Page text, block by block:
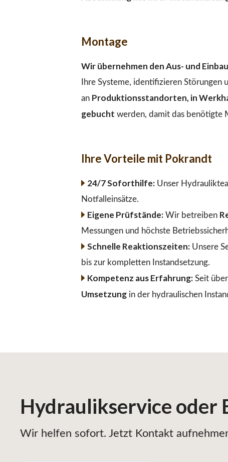
Montage
Wir übernehmen den Aus- und
Ihre Systeme, identifizieren
an Produktionsstandorten, in
gebucht werden, damit das benötigte
Ihre Vorteile mit Pokrandt
24/7 Soforthilfe:Unser
Notfalleinsätze.
Eigene Prüfstände:Wir betreiben
Messungen und höchste
Schnelle Reaktionszeiten:Unsere
bis zur kompletten Instandsetzung.
Kompetenz aus Erfahrung:Seit
Umsetzung in der hydraulischen
Hydraulikservice oder
Wir helfen sofort. Jetzt Kontakt